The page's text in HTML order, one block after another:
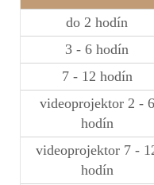
do 2 hodín
3 - 6 hodín
7 - 12 hodín
videoprojektor 2 - 6
hodín
videoprojektor 7 -
hodín